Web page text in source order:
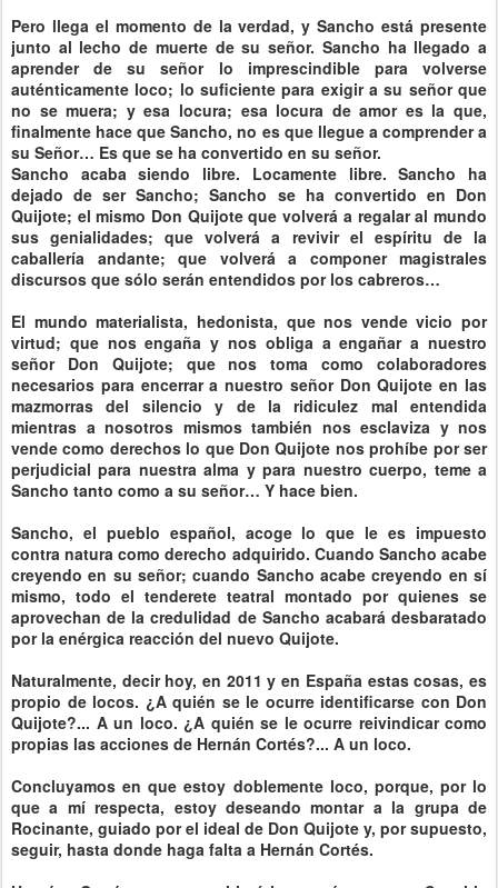
Pero llega el momento de la verdad, y Sancho está presente
junto al lecho de muerte de su señor. Sancho ha llegado a
aprender de su señor lo imprescindible para volverse
auténticamente loco; lo suficiente para exigir a su señor que
no se muera; y esa locura; esa locura de amor es la que,
finalmente hace que Sancho, no es que llegue a comprender a
su Señor… Es que se ha convertido en su señor.
Sancho acaba siendo libre. Locamente libre. Sancho ha
dejado de ser Sancho; Sancho se ha convertido en Don
Quijote; el mismo Don Quijote que volverá a regalar al mundo
sus genialidades; que volverá a revivir el espíritu de la
caballería andante; que volverá a componer magistrales
discursos que sólo serán entendidos por los cabreros…
El mundo materialista, hedonista, que nos vende vicio por
virtud; que nos engaña y nos obliga a engañar a nuestro
señor Don Quijote; que nos toma como colaboradores
necesarios para encerrar a nuestro señor Don Quijote en las
mazmorras del silencio y de la ridiculez mal entendida
mientras a nosotros mismos también nos esclaviza y nos
vende como derechos lo que Don Quijote nos prohíbe por ser
perjudicial para nuestra alma y para nuestro cuerpo, teme a
Sancho tanto como a su señor… Y hace bien.
Sancho, el pueblo español, acoge lo que le es impuesto
contra natura como derecho adquirido. Cuando Sancho acabe
creyendo en su señor; cuando Sancho acabe creyendo en sí
mismo, todo el tenderete teatral montado por quienes se
aprovechan de la credulidad de Sancho acabará desbaratado
por la enérgica reacción del nuevo Quijote.
Naturalmente, decir hoy, en 2011 y en España estas cosas, es
propio de locos. ¿A quién se le ocurre identificarse con Don
Quijote?... A un loco. ¿A quién se le ocurre reivindicar como
propias las acciones de Hernán Cortés?... A un loco.
Concluyamos en que estoy doblemente loco, porque, por lo
que a mí respecta, estoy deseando montar a la grupa de
Rocinante, guiado por el ideal de Don Quijote y, por supuesto,
seguir, hasta donde haga falta a Hernán Cortés.